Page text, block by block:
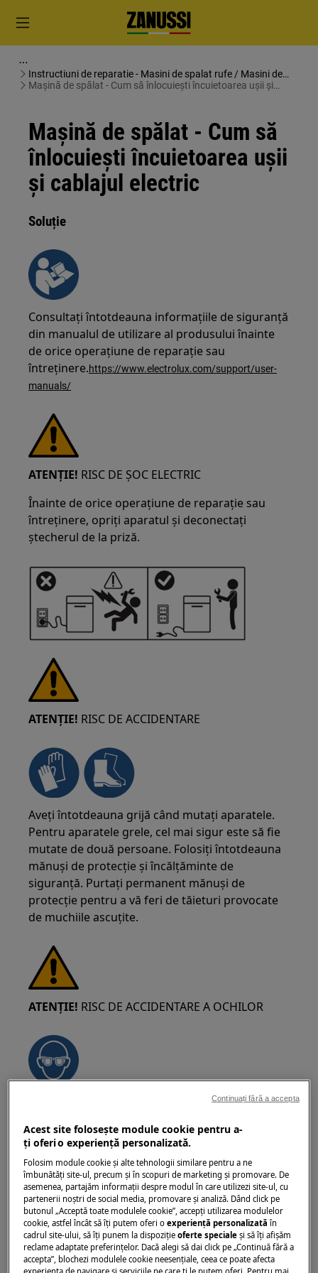
Instructiuni de reparatie - Masini de spalat rufe / Masini de
spalat uscate
Mașină de spălat - Cum să înlocuiești încuietoarea ușii și
Mașină de spălat - Cum să
înlocuiești încuietoarea ușii
și cablajul electric
Soluție
Consultați întotdeauna informațiile de siguranță
din manualul de utilizare al produsului înainte
de orice operațiune de reparație sau
întreținere.https://www.electrolux.com/support/user-
manuals/
ATENȚIE! RISC DE ȘOC ELECTRIC
Înainte de orice operațiune de reparație sau
întreținere, opriți aparatul și deconectați
ștecherul de la priză.
ATENȚIE! RISC DE ACCIDENTARE
Aveți întotdeauna grijă când mutați aparatele.
Pentru aparatele grele, cel mai sigur este să fie
mutate de două persoane. Folosiți întotdeauna
mănuși de protecție și încălțăminte de
siguranță. Purtați permanent mănuși de
protecție pentru a vă feri de tăieturi provocate
de muchiile ascuțite.
ATENȚIE! RISC DE ACCIDENTARE A OCHILOR
Purtați ochelari de protecție dacă efectuați
arcuri.
ATENȚIE!PERICOL DE PRINDERE ÎNTRE PIESE
Acest site folosește module cookie pentru a-
ţi oferi o experienţă personalizată.
Folosim module cookie și alte tehnologii similare pentru a ne
îmbunătăţi site-ul, precum și în scopuri de marketing și promovare. De
asemenea, partajăm informaţii despre modul în care utilizezi site-ul, cu
partenerii noștri de social media, promovare și analiză. Dând click pe
butonul „Acceptă toate modulele cookie”, accepţi utilizarea modulelor
cookie, astfel încât să îţi putem oferi oexperienţă personalizată în
cadrul site-ului, să îţi punem la dispoziţieoferte speciale și să îţi afișăm
reclame adaptate preferinţelor. Dacă alegi să dai click pe „Continuă fără a
accepta”, blochezi modulele cookie neesenţiale, ceea ce poate afecta
Continuați fără a accepta